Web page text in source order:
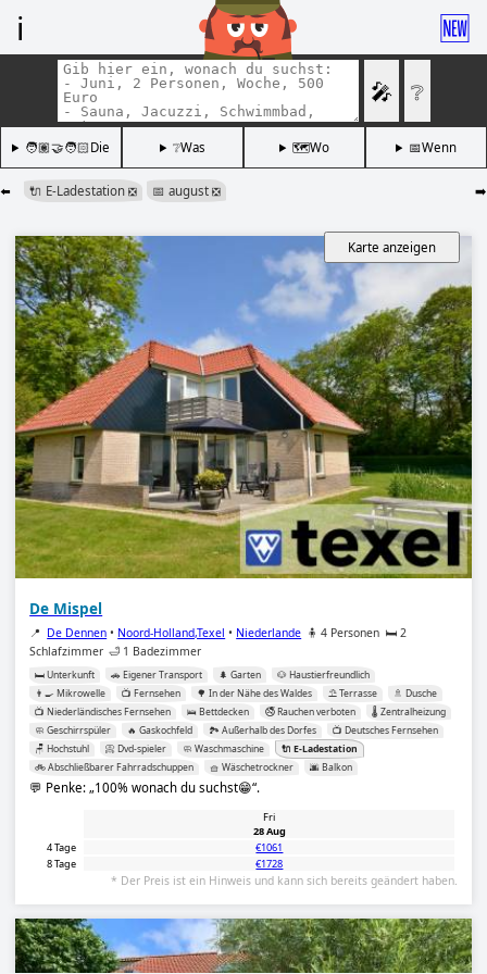
ℹ️ 🆕
🎤 ❔
🧑🏽‍🤝‍🧑🏻Die ❔Was 🗺️Wo 📅Wenn
⬅️ ➡️
🔌 E-Ladestation ❎ 📅 august ❎
Karte anzeigen
De Mispel
📍 De Dennen • Noord-Holland,Texel • Niederlande 🧍 4 Personen 🛏️ 2
Schlafzimmer 🛁 1 Badezimmer
🛏️ Unterkunft 🚗 Eigener Transport 🌲 Garten
🐶 Haustierfreundlich
👨‍🍳 Mikrowelle
📺 Fernsehen 🌳 In der Nähe des Waldes ⛱️ Terrasse
🚿 Dusche
📺 Niederländisches Fernsehen
🛌 Bettdecken 🚭 Rauchen verboten
🌡️ Zentralheizung
🧼 Geschirrspüler
🔥 Gaskochfeld 🏞️ Außerhalb des Dorfes
📺 Deutsches Fernsehen
🪑 Hochstuhl
📀 Dvd-spieler 🧼 Waschmaschine
🔌 E-Ladestation
🚲 Abschließbarer Fahrradschuppen
🧺 Wäschetrockner 🌆 Balkon
💬 Penke: 100% wonach du suchst😁 .
Fri
28 Aug
4 Tage
€1061
8 Tage
€1728
* Der Preis ist ein Hinweis und kann sich bereits geändert haben.